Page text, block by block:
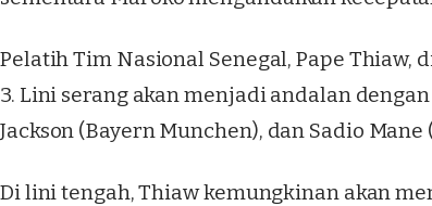
Pelatih Tim Nasional Senegal, Pape
3. Lini serang akan menjadi andalan
Jackson (Bayern Munchen), dan Sadio Mane
Di lini tengah, Thiaw kemungkinan akan